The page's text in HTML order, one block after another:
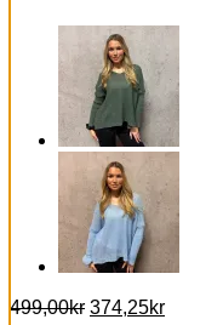
499,00kr Det
374,25krDet